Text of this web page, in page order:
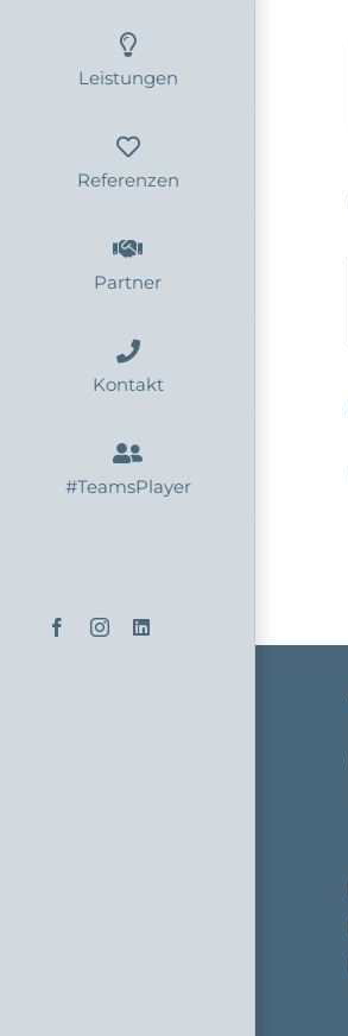
Leistungen
Referenzen
Partner
Kontakt
#TeamsPlayer
FacebookInstagramLinkedIn